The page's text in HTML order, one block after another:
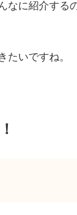
なに紹介する
たいですね。